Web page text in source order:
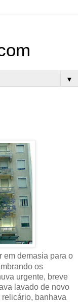
▼
em demasia para o
os
urgente, breve
lavado de novo
banhava